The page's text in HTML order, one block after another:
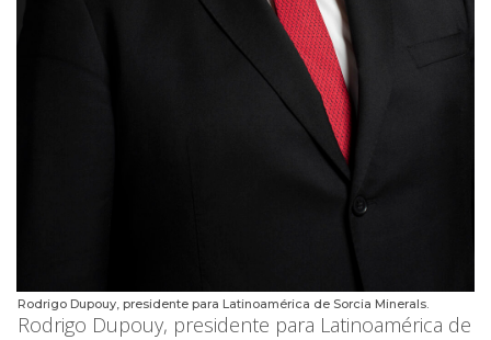
Rodrigo Dupouy, presidente para Latinoamérica de Sorcia Minerals.
Rodrigo Dupouy, presidente para Latinoamérica de